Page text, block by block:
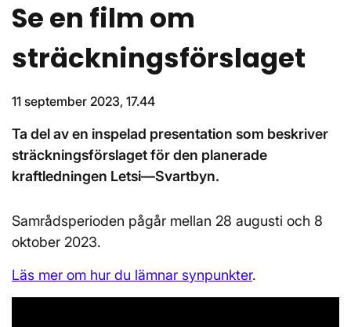
Se en film om
sträckningsförslaget
11 september 2023, 17.44
Ta del av en inspelad presentation som beskriver
sträckningsförslaget för den planerade
kraftledningen Letsi—Svartbyn.
Samrådsperioden pågår mellan 28 augusti och 8
oktober 2023.
Läs mer om hur du lämnar synpunkter.